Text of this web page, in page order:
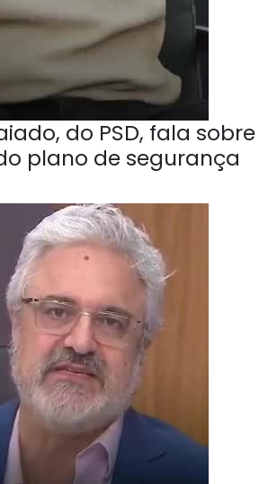
do PSD, fala sobre
plano de segurança